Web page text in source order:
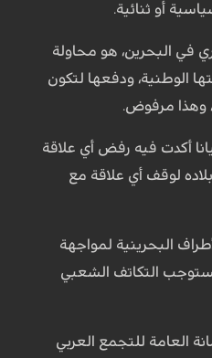
أو ‏ثنائية.
في البحرين، هو محاولة
الوطنية، ‏ودفعها لتكون
وهذا مرفوض.
أكدت فيه رفض أي علاقة
‏لوقف أي علاقة مع
البحرينية لمواجهة
التكاتف ‏الشعبي
العامة للتجمع العربي